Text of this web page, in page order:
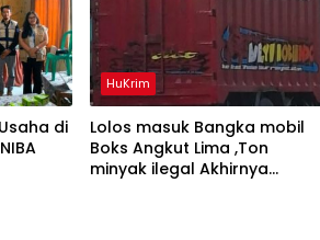
di
HuKrim
Lolos masuk Bangka mobil
Boks Angkut Lima ,Ton
minyak ilegal Akhirnya